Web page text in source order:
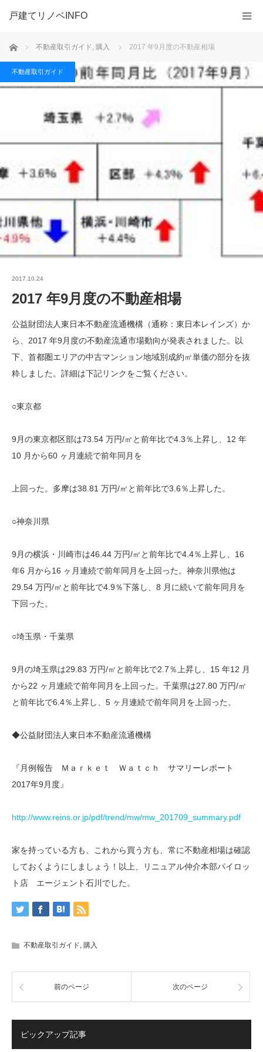
戸建てリノベINFO
ホーム 不動産取引ガイド, 購入 2017 年9月度の不動産相場
不動産取引ガイド
2017.10.24
2017 年9月度の不動産相場
公益財団法人東日本不動産流通機構（通称：東日本レインズ）か
ら、2017 年9月度の不動産流通市場動向が発表されました。以
下、首都圏エリアの中古マンション地域別成約㎡単価の部分を抜
粋しました。詳細は下記リンクをご覧ください。
○東京都
9月の東京都区部は73.54 万円/㎡と前年比で4.3％上昇し、12 年
10 月から60 ヶ月連続で前年同月を
上回った。多摩は38.81 万円/㎡と前年比で3.6％上昇した。
○神奈川県
9月の横浜・川崎市は46.44 万円/㎡と前年比で4.4％上昇し、16
年6 月から16 ヶ月連続で前年同月を上回った。神奈川県他は
29.54 万円/㎡と前年比で4.9％下落し、8 月に続いて前年同月を
下回った。
○埼玉県・千葉県
9月の埼玉県は29.83 万円/㎡と前年比で2.7％上昇し、15 年12 月
から22 ヶ月連続で前年同月を上回った。千葉県は27.80 万円/㎡
と前年比で6.4％上昇し、5 ヶ月連続で前年同月を上回った。
◆公益財団法人東日本不動産流通機構
『月例報告 Ｍａｒｋｅｔ Ｗａｔｃｈ サマリーレポート
2017年9月度』
http://www.reins.or.jp/pdf/trend/mw/mw_201709_summary.pdf
家を持っている方も、これから買う方も、常に不動産相場は確認
しておくようにしましょう！以上、リニュアル仲介本部パイロッ
ト店 エージェント石川でした。
不動産取引ガイド 購入
前のページ 次のページ
ピックアップ記事